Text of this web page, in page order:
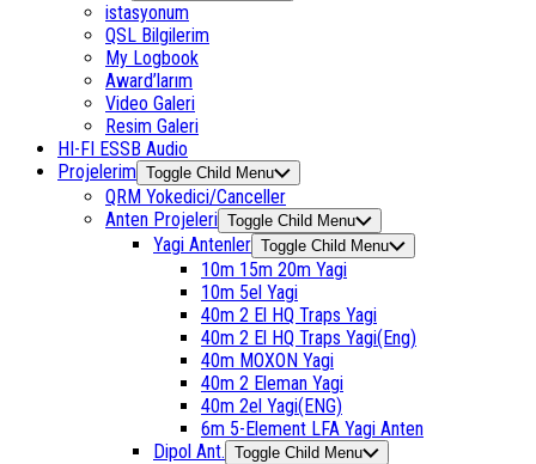
istasyonum
QSL Bilgilerim
My Logbook
Award’larım
Video Galeri
Resim Galeri
HI-FI ESSB Audio
Projelerim Toggle Child Menu
QRM Yokedici/Canceller
Anten Projeleri Toggle Child Menu
Yagi Antenler Toggle Child Menu
10m 15m 20m Yagi
10m 5el Yagi
40m 2 El HQ Traps Yagi
40m 2 El HQ Traps Yagi(Eng)
40m MOXON Yagi
40m 2 Eleman Yagi
40m 2el Yagi(ENG)
6m 5-Element LFA Yagi Anten
Dipol Ant. Toggle Child Menu